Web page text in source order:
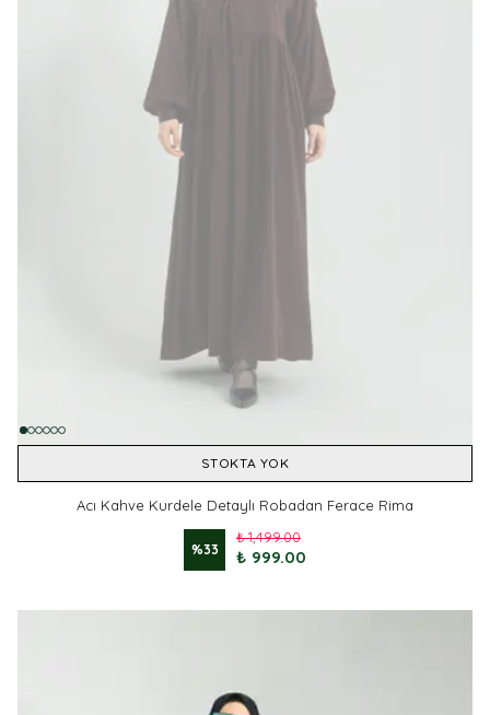
STOKTA YOK
Acı Kahve Kurdele Detaylı Robadan Ferace Rima
%33
₺ 1,499.00
₺ 999.00